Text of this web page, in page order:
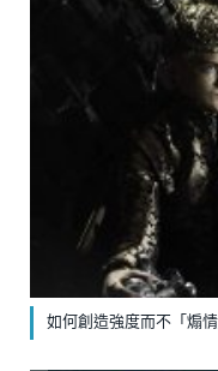
如何創造強度而不「煽